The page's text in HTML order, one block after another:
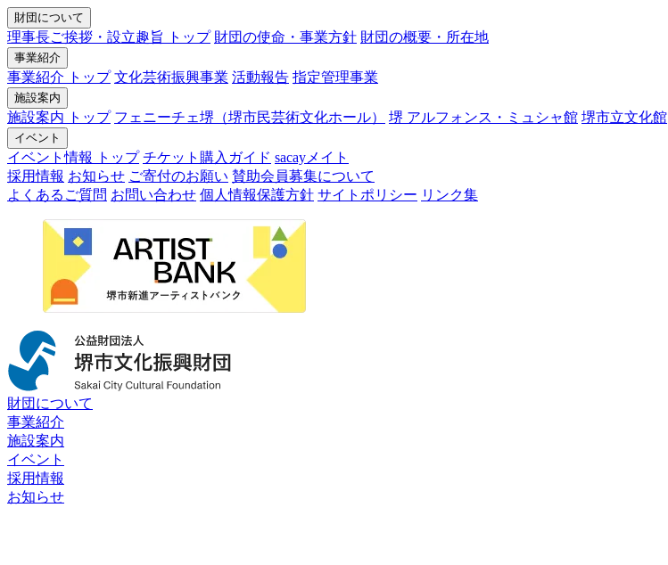
財団について
理事長ご挨拶・設立趣旨 トップ 財団の使命・事業方針 財団の概要・所在地
事業紹介
事業紹介 トップ 文化芸術振興事業 活動報告 指定管理事業
施設案内
施設案内 トップ フェニーチェ堺（堺市民芸術文化ホール） 堺 アルフォンス・ミュシャ館 堺市立文化館
イベント
イベント情報 トップ チケット購入ガイド sacayメイト
採用情報 お知らせ ご寄付のお願い 賛助会員募集について
よくあるご質問 お問い合わせ 個人情報保護方針 サイトポリシー リンク集
財団について
事業紹介
施設案内
イベント
採用情報
お知らせ